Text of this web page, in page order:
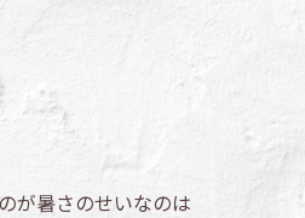
が暑さのせいなのは